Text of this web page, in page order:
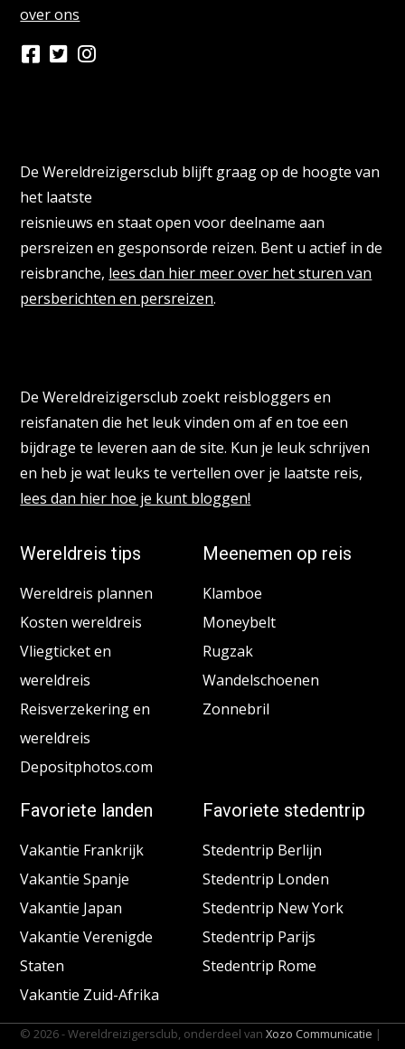
over ons
De Wereldreizigersclub blijft graag op de hoogte van
het laatste
reisnieuws en staat open voor deelname aan
persreizen en gesponsorde reizen. Bent u actief in de
reisbranche, lees dan hier meer over het sturen van
persberichten en persreizen.
De Wereldreizigersclub zoekt reisbloggers en
reisfanaten die het leuk vinden om af en toe een
bijdrage te leveren aan de site. Kun je leuk schrijven
en heb je wat leuks te vertellen over je laatste reis,
lees dan hier hoe je kunt bloggen!
Wereldreis tips
Wereldreis plannen
Kosten wereldreis
Vliegticket en
wereldreis
Reisverzekering en
wereldreis
Depositphotos.com
Meenemen op reis
Klamboe
Moneybelt
Rugzak
Wandelschoenen
Zonnebril
Favoriete landen
Vakantie Frankrijk
Vakantie Spanje
Vakantie Japan
Vakantie Verenigde
Staten
Vakantie Zuid-Afrika
Favoriete stedentrip
Stedentrip Berlijn
Stedentrip Londen
Stedentrip New York
Stedentrip Parijs
Stedentrip Rome
© 2026 - Wereldreizigersclub, onderdeel vanXozo Communicatie |